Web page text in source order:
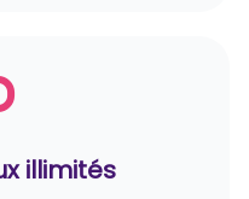
illimités